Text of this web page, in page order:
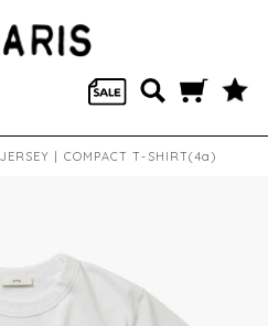
| COMPACT T-SHIRT(4a)